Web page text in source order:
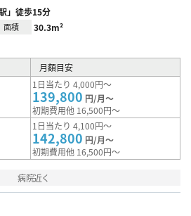
」徒歩15分
面積 30.3m²
月額目安
1日当たり 4,000円～
139,800 円/月～
初期費用他 16,500円～
1日当たり 4,100円～
142,800 円/月～
初期費用他 16,500円～
病院近く